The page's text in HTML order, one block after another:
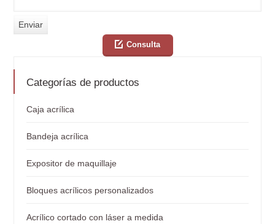
Consulta
Categorías de productos
Caja acrílica
Bandeja acrílica
Expositor de maquillaje
Bloques acrílicos personalizados
Acrílico cortado con láser a medida